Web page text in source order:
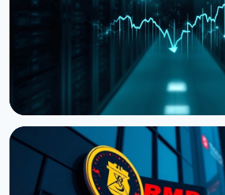
27 липня 2026 р.4 хв читання
Cardano передає розробку
компонентів зовнішнім командам